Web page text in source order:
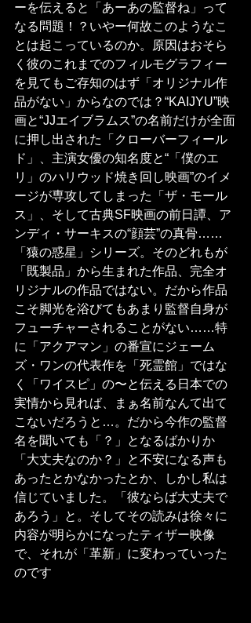
ーを伝えると「あーあの監督ね」って
なる問題！？いやー何故このようなこ
とは起こっているのか。原因はおそら
く彼のこれまでのフィルモグラフィー
を見てもご存知のはず「オリジナル作
品がない」からなのでは？“KAIJYU”映
画と“JJエイブラムス”の名前だけが全面
に押し出された「クローバーフィール
ド」、主演女優の知名度と“「僕のエ
リ」のハリウッド焼き回し映画”のイメ
ージが専攻してしまった「ザ・モール
ス」、そして古典SF映画の前日譚、ア
ンディ・サーキスの“顔芸”の真骨……
「猿の惑星」シリーズ。そのどれもが
「既製品」から生まれた作品、完全オ
リジナルの作品ではない。だから作品
こそ脚光を浴びてもあまり監督自身が
フューチャーされることがない……特
に「アクアマン」の番宣にジェーム
ズ・ワンの代表作を「死霊館」ではな
く「ワイスピ」の〜と伝える日本での
実情から見れば、まぁ名前なんて出て
こないだろうと…。だから今作の監督
名を聞いても「？」となるばかりか
「大丈夫なのか？」と不安になる声も
あったとかなかったとか、しかし私は
信じていました。「彼ならば大丈夫で
あろう」と。そしてその読みは徐々に
内容が明らかになったティザー映像
で、それが「革新」に変わっていった
のです